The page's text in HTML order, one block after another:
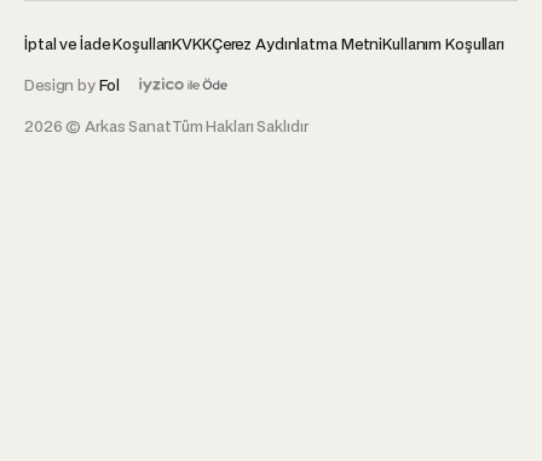
2026 © Arkas SanatTüm Hakları Saklıdır
İptal ve İade KoşullarıKVKKÇerez Aydınlatma MetniKullanım Koşulları
Design byFol